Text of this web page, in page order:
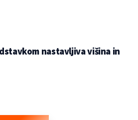
nastavljiva višina in